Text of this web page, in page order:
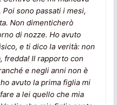
sono passati i mesi,
Non dimenticherò
di nozze. Ho avuto
e ti dico la verità: non
fredda! Il rapporto con
e negli anni non è
avuto la prima figlia mi
a lei quello che mia